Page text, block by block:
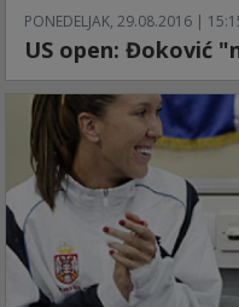
PONEDELJAK, 29.08.2016 |
US open: Đoković